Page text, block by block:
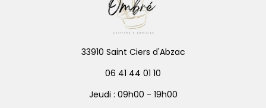
33910 Saint Ciers d'Abzac
06 41 44 01 10
Jeudi : 09h00 - 19h00